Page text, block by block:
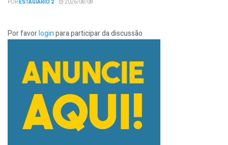
PORESTAGIÁRIO 2 2026/08/08
Por favorloginpara participar da discussão